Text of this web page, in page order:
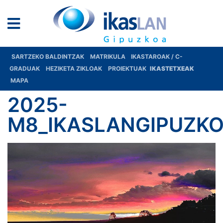
SARTZEKO BALDINTZAK MATRIKULA
IKASTAROAK / C-
GRADUAK
HEZIKETA ZIKLOAK PROIEKTUAK IKASTETXEAK
MAPA
2025-